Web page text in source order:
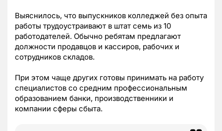
Выяснилось, что выпускников колледжей без опыта
работы трудоустраивают в штат семь из 10
работодателей. Обычно ребятам предлагают
должности продавцов и кассиров, рабочих и
сотрудников складов.
При этом чаще других готовы принимать на работу
специалистов со средним профессиональным
образованием банки, производственники и
компании сферы сбыта.